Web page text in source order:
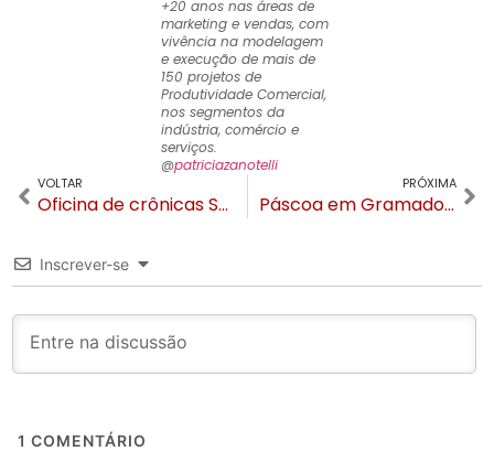
+20 anos nas áreas de
marketing e vendas, com
vivência na modelagem
e execução de mais de
150 projetos de
Produtividade Comercial,
nos segmentos da
indústria, comércio e
serviços.
@patriciazanotelli
VOLTAR
Oficina de crônicas Santa Sede tem vagas em Canela
PRÓXIMA
Páscoa em Gramado terá 24 dias e Desfile como atração principal
Inscrever-se
1 COMENTÁRIO